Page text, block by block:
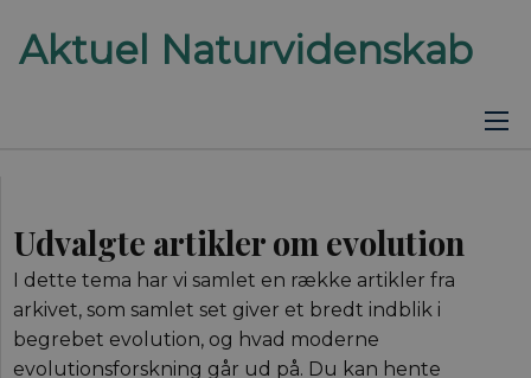
Udvalgte artikler om evolution
I dette tema har vi samlet en række artikler fra
arkivet, som samlet set giver et bredt indblik i
begrebet evolution, og hvad moderne
evolutionsforskning går ud på. Du kan hente